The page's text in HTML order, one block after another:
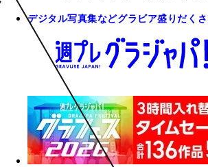
デジタル写真集などグラビア盛りだく